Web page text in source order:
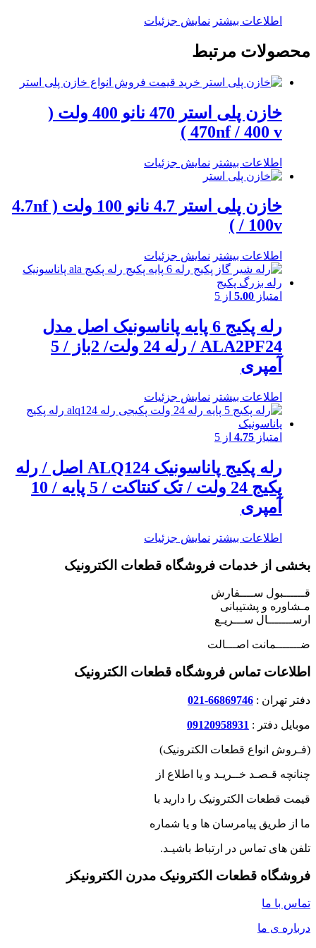
اطلاعات بیشتر نمایش جزئیات
محصولات مرتبط
خازن پلی استر 470 نانو 400 ولت (
470nf / 400 v )
اطلاعات بیشتر نمایش جزئیات
خازن پلی استر 4.7 نانو 100 ولت ( 4.7nf
/ 100v )
اطلاعات بیشتر نمایش جزئیات
امتیاز 5.00 از 5
رله پکیج 6 پایه پاناسونیک اصل مدل
ALA2PF24 / رله 24 ولت/ 2باز / 5
آمپری
اطلاعات بیشتر نمایش جزئیات
امتیاز 4.75 از 5
رله پکیج پاناسونیک ALQ124 اصل / رله
پکیج 24 ولت / تک کنتاکت / 5 پایه / 10
آمپری
اطلاعات بیشتر نمایش جزئیات
بخشی از خدمات فروشگاه قطعات الکترونیک
قــــــبول ســــفارش
مـشاوره و پشتیبانی
ارســـــــال ســـریـع
ضـــــــمانت اصـــالت
اطلاعات تماس فروشگاه قطعات الکترونیک
دفتر تهران : 66869746-021
موبایل دفتر : 09120958931
(فـروش انواع قطعات الکترونیک)
چنانچه قـصـد خــریـد و یا اطلاع از
قیمت قطعات الکترونیک را دارید با
ما از طریق پیامرسان ها و یا شماره
تلفن های تماس در ارتباط باشیـد.
فروشگاه قطعات الکترونیک مدرن الکترونیکز
تماس با ما
درباره ی ما